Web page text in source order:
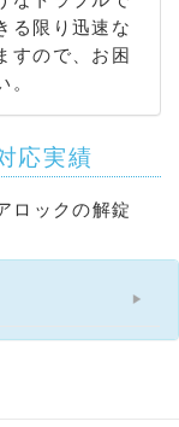
る限り迅速な
すので、お困
。
応実績
ロックの解錠